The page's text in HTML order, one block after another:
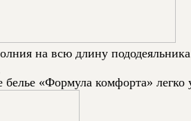
на всю длину
белье «Формула комфорта»